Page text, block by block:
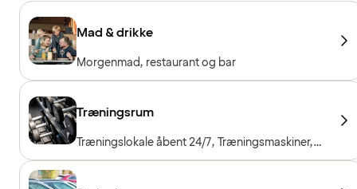
Mad & drikke
Morgenmad, restaurant og bar
Træningsrum
Træningslokale åbent 24/7, Træningsmaskiner,
Konditionsmaskiner, Frie vægte, Gratis entré for